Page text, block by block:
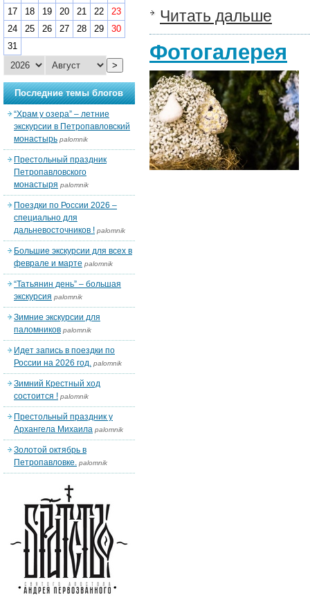
Читать дальше
Фотогалерея
17
18 19 20 21 22
23
24
25 26 27 28 29
30
31
>
Последние темы блогов
“Храм у озера” – летние
экскурсии в Петропавловский
монастырь palomnik
Престольный праздник
Петропавловского
монастыря palomnik
Поездки по России 2026 –
специально для
дальневосточников ! palomnik
Большие экскурсии для всех в
феврале и марте palomnik
“Татьянин день” – большая
экскурсия palomnik
Зимние экскурсии для
паломников palomnik
Идет запись в поездки по
России на 2026 год. palomnik
Зимний Крестный ход
состоится ! palomnik
Престольный праздник у
Архангела Михаила palomnik
Золотой октябрь в
Петропавловке. palomnik